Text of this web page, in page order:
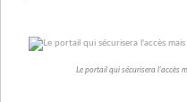
Le portail qui sécurisera l'accès